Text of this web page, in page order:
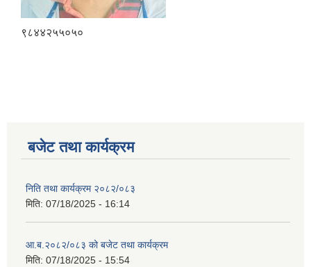
९८४४२५५०५०
बजेट तथा कार्यक्रम
निति तथा कार्यक्रम २०८२/०८३
मिति: 07/18/2025 - 16:14
आ.ब.२०८२/०८३ को बजेट तथा कार्यक्रम
मिति: 07/18/2025 - 15:54